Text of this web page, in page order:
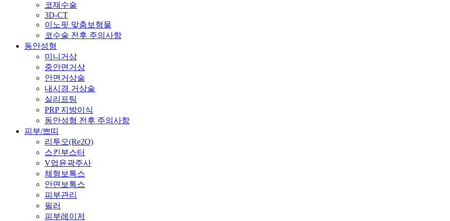
코재수술
3D-CT
이노핏 맞춤보형물
코수술 전후 주의사항
동안성형
미니거상
중안면거상
안면거상술
내시경 거상술
실리프팅
PRP 지방이식
동안성형 전후 주의사항
피부/쁘띠
리투오(Re2O)
스킨부스터
V업윤곽주사
체형보톡스
안면보톡스
피부관리
필러
피부레이저